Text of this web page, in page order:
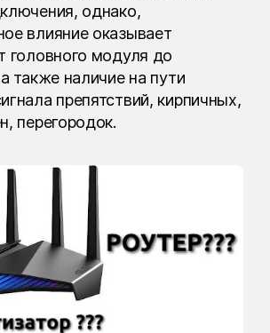
однако,
влияние оказывает
головного модуля до
также наличие на пути
препятствий, кирпичных,
перегородок.